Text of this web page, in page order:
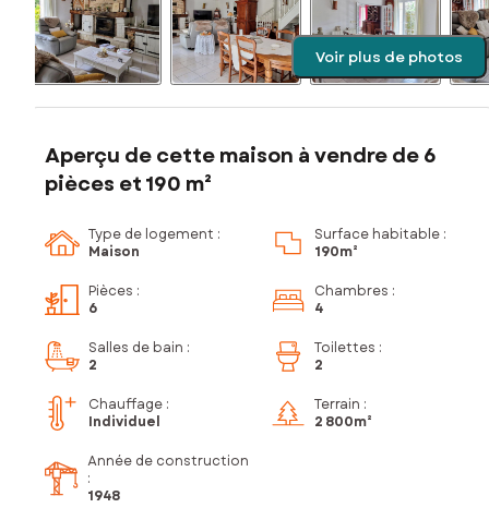
Voir plus de photos
Aperçu de cette maison à vendre de 6
pièces et 190 m²
Type de logement :
Maison
Surface habitable :
190m²
Pièces :
6
Chambres :
4
Salles de bain :
2
Toilettes :
2
Chauffage :
Individuel
Terrain :
2 800m²
Année de construction
:
1948